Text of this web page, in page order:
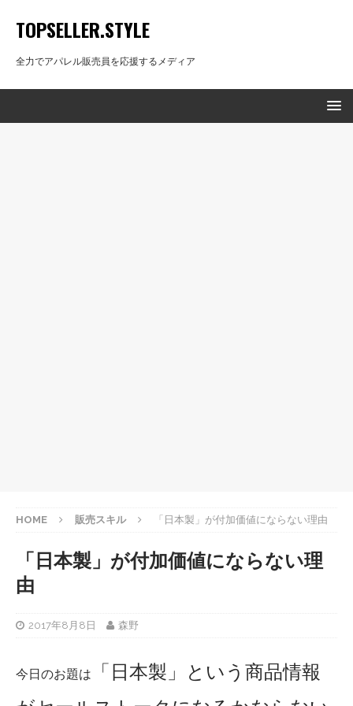
TOPSELLER.STYLE
全力でアパレル販売員を応援するメディア
HOME 販売スキル 「日本製」が付加価値にならない理由
「日本製」が付加価値にならない理
由
2017年8月8日 森野
今日のお題は
「日本製」という商品情報